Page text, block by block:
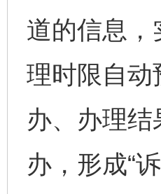
道的信息
理时限自动
办、办理
办，形成“